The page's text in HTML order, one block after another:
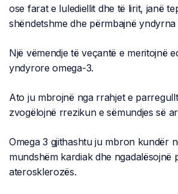
ose farat e lulediellit dhe të lirit, janë
shëndetshme dhe përmbajnë
Një vëmendje të veçantë e meritojnë
yndyrore omega-3.
Ato ju mbrojnë nga rrahjet e
zvogëlojnë rrezikun e sëmundjes së
Omega 3 gjithashtu ju mbron kundër
mundshëm kardiak dhe ngadalësojnë
aterosklerozës.